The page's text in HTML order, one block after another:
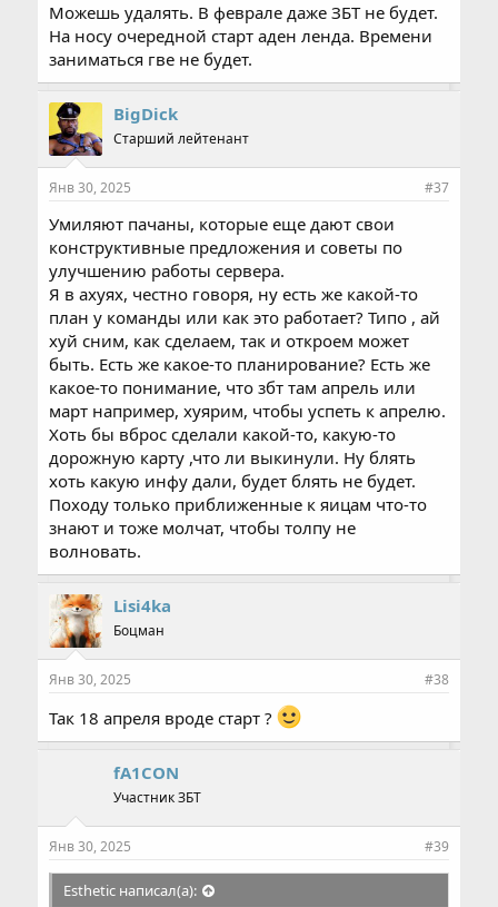
Можешь удалять. В феврале даже ЗБТ не будет.
На носу очередной старт аден ленда. Времени
заниматься гве не будет.
BigDick
Старший лейтенант
Янв 30, 2025 #37
Умиляют пачаны, которые еще дают свои
конструктивные предложения и советы по
улучшению работы сервера.
Я в ахуях, честно говоря, ну есть же какой-то
план у команды или как это работает? Типо , ай
хуй сним, как сделаем, так и откроем может
быть. Есть же какое-то планирование? Есть же
какое-то понимание, что збт там апрель или
март например, хуярим, чтобы успеть к апрелю.
Хоть бы вброс сделали какой-то, какую-то
дорожную карту ,что ли выкинули. Ну блять
хоть какую инфу дали, будет блять не будет.
Походу только приближенные к яицам что-то
знают и тоже молчат, чтобы толпу не
волновать.
Lisi4ka
Боцман
Янв 30, 2025 #38
Так 18 апреля вроде старт ?
fA1CON
Участник ЗБТ
Янв 30, 2025 #39
Esthetic написал(а):